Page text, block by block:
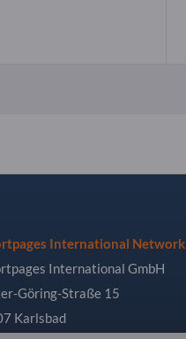
International Network
International GmbH
Göring-Straße 15
Karlsbad